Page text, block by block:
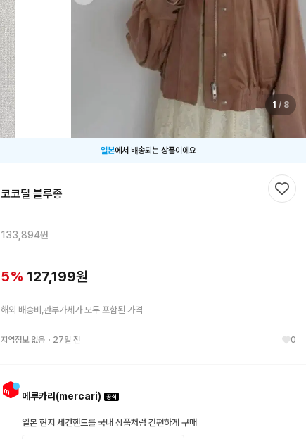
1 / 8
일본에서 배송되는 상품이에요
코코딜 블루종
133,894원
5% 127,199원
해외 배송비,관부가세가 모두 포함된 가격
지역정보 없음 ・ 27일 전 0
메루카리(mercari)
일본 현지 세컨핸드를 국내 상품처럼 간편하게 구매
찜하